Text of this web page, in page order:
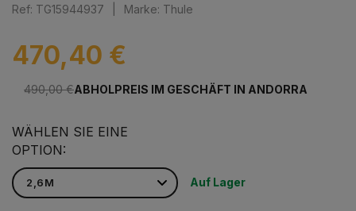
Ref: TG15944937 Marke: Thule
470,40 €
490,00 €ABHOLPREIS IM GESCHÄFT IN ANDORRA
WÄHLEN SIE EINE
OPTION:
Auf Lager